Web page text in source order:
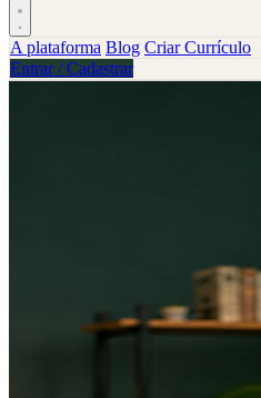
A plataforma Blog Criar Currículo
Entrar / Cadastrar